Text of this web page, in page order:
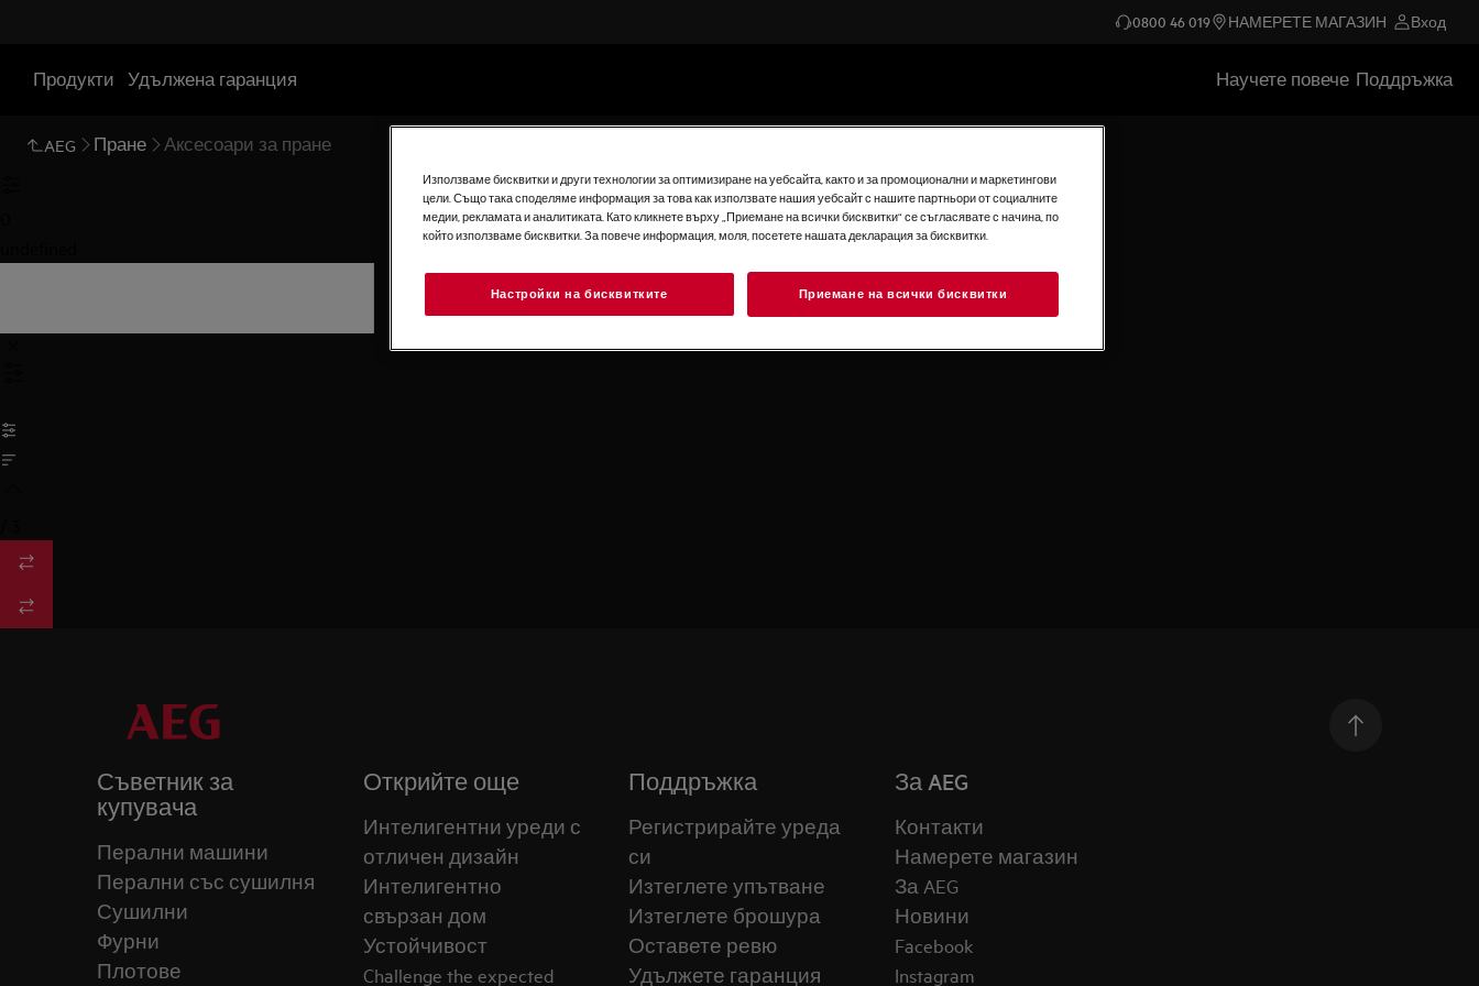
0800 46 019 НАМЕРЕТЕ МАГАЗИН Вход
Продукти Удължена гаранция Научете повече Поддръжка
AEG Пране Аксесоари за пране
Съветник за
купувача
Перални машини
Перални със сушилня
Сушилни
Фурни
Плотове
Открийте още
Интелигентни уреди с
отличен дизайн
Интелигентно
свързан дом
Устойчивост
Challenge the expected
Поддръжка
Регистрирайте уреда
си
Изтеглете упътване
Изтеглете брошура
Оставете ревю
Удължете гаранция
За AEG
Контакти
Намерете магазин
За AEG
Новини
Facebook
Instagram
Използваме бисквитки и други технологии за оптимизиране на уебсайта, както и за промоционални и маркетингови
цели. Също така споделяме информация за това как използвате нашия уебсайт с нашите партньори от социалните
медии, рекламата и аналитиката. Като кликнете върху „Приемане на всички бисквитки“ се съгласявате с начина, по
който използваме бисквитки. За повече информация, моля, посетете нашата декларация за бисквитки.
Настройки на бисквитките Приемане на всички бисквитки